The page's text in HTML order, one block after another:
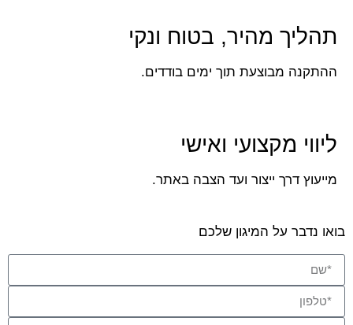
תהליך מהיר, בטוח ונקי
ההתקנה מבוצעת תוך ימים בודדים.
ליווי מקצועי ואישי
מייעוץ דרך ייצור ועד הצבה באתר.
בואו נדבר על המיגון שלכם